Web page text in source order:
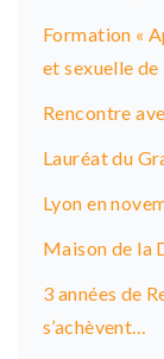
Formation «
et sexuelle de
Rencontre
Lauréat du
Lyon en
Maison de la
3 années de
s’achèvent…